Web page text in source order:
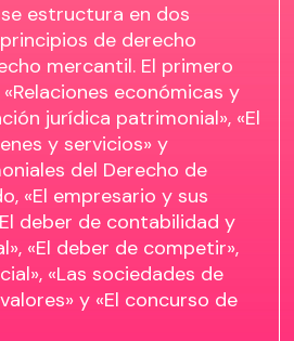
estructura en dos
de derecho
mercantil. El primero
económicas y
jurídica patrimonial», «El
y servicios» y
del Derecho de
«El empresario y sus
deber de contabilidad y
«El deber de competir»,
«Las sociedades de
y «El concurso de